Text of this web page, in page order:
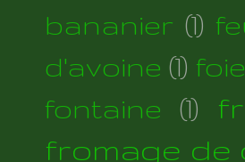
bananier (1)
d'avoine (1)
fontaine (1)
fromage de